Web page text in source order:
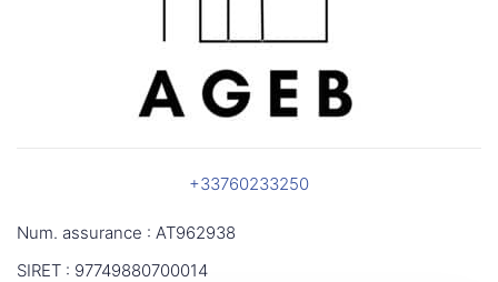
+33760233250
Num. assurance : AT962938
SIRET : 97749880700014